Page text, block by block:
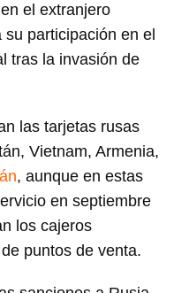
el extranjero
participación en el
tras la invasión de
las tarjetas rusas
Vietnam, Armenia,
, aunque en estas
en septiembre
los cajeros
puntos de venta.